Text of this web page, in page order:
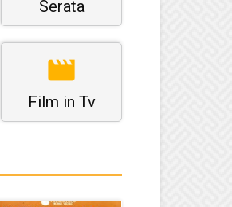
Serata
Film in Tv